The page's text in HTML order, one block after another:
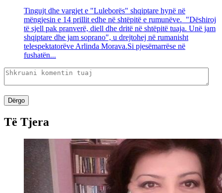
Tingujt dhe vargjet e "Luleborës" shqiptare hynë në
mëngjesin e 14 prillit edhe në shtëpitë e rumunëve. "Dëshiroj
të sjell pak pranverë, diell dhe dritë në shtëpitë tuaja. Unë jam
shqiptare dhe jam soprano", u drejtohej në rumanisht
telespektatorëve Arlinda Morava.Si pjesëmarrëse në
fushatën...
Dërgo
Të Tjera